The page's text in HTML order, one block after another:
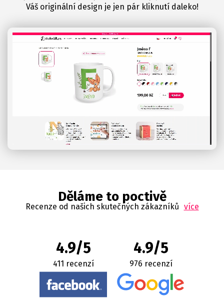
Váš originální design je jen pár kliknutí daleko!
Děláme to poctivě
Recenze od našich skutečných zákazníků více
4.9/5
411 recenzí
4.9/5
976 recenzí